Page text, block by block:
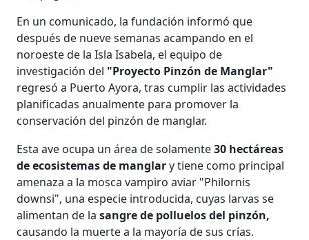
En un comunicado, la fundación informó que
después de nueve semanas acampando en el
noroeste de la Isla Isabela, el equipo de
investigación del "Proyecto Pinzón de Manglar"
regresó a Puerto Ayora, tras cumplir las actividades
planificadas anualmente para promover la
conservación del pinzón de manglar.
Esta ave ocupa un área de solamente30 hectáreas
de ecosistemas de manglary tiene como principal
amenaza a la mosca vampiro aviar "Philornis
downsi", una especie introducida, cuyas larvas se
alimentan de lasangre de polluelos del pinzón,
causando la muerte a la mayoría de sus crías.